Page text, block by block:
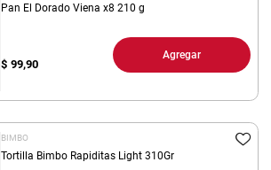
Pan El Dorado Viena x8 210 g
$ 99,90
Agregar
BIMBO
Tortilla Bimbo Rapiditas Light 310Gr